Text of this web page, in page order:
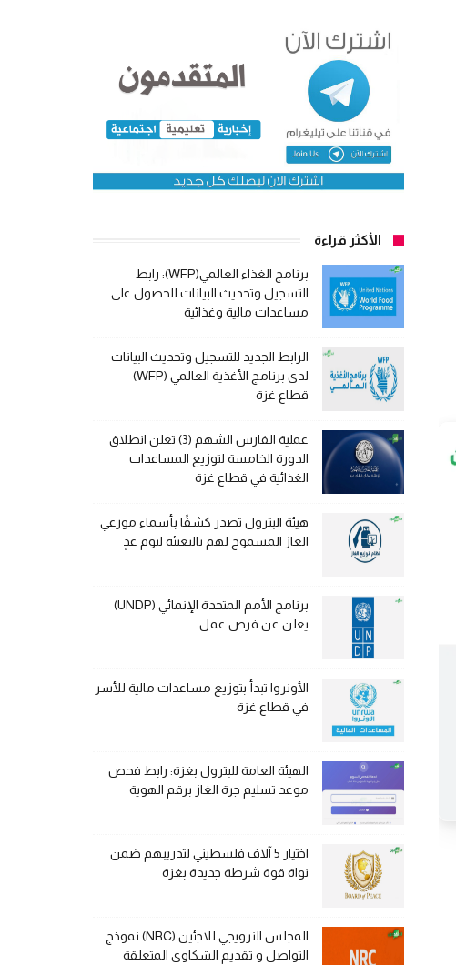
الأكثر قراءة
برنامج الغذاء العالمي(WFP): رابط
التسجيل وتحديث البيانات للحصول على
مساعدات مالية وغذائية
الرابط الجديد للتسجيل وتحديث البيانات
لدى برنامج الأغذية العالمي (WFP) –
قطاع غزة
عملية الفارس الشهم (3) تعلن انطلاق
الدورة الخامسة لتوزيع المساعدات
الغذائية في قطاع غزة
هيئة البترول تصدر كشفًا بأسماء موزعي
الغاز المسموح لهم بالتعبئة ليوم غدٍ
برنامج الأمم المتحدة الإنمائي (UNDP)
يعلن عن فرص عمل
الأونروا تبدأ بتوزيع مساعدات مالية للأسر
في قطاع غزة
الهيئة العامة للبترول بغزة: رابط فحص
موعد تسليم جرة الغاز برقم الهوية
اختيار 5 آلاف فلسطيني لتدريبهم ضمن
نواة قوة شرطة جديدة بغزة
المجلس النرويجي للاجئين (NRC) نموذج
التواصل و تقديم الشكاوى المتعلقة